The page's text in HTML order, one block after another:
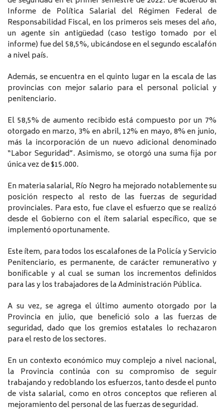
Informe de Política Salarial del Régimen Federal de
Responsabilidad Fiscal, en los primeros seis meses del año,
un agente sin antigüedad (caso testigo tomado por el
informe) fue del 58,5%, ubicándose en el segundo escalafón
a nivel país.
Además, se encuentra en el quinto lugar en la escala de las
provincias con mejor salario para el personal policial y
penitenciario.
El 58,5% de aumento recibido está compuesto por un 7%
otorgado en marzo, 3% en abril, 12% en mayo, 8% en junio,
más la incorporación de un nuevo adicional denominado
“Labor Seguridad”. Asimismo, se otorgó una suma fija por
única vez de $15.000.
En materia salarial, Río Negro ha mejorado notablemente su
posición respecto al resto de las fuerzas de seguridad
provinciales. Para esto, fue clave el esfuerzo que se realizó
desde el Gobierno con el ítem salarial específico, que se
implementó oportunamente.
Este ítem, para todos los escalafones de la Policía y Servicio
Penitenciario, es permanente, de carácter remunerativo y
bonificable y al cual se suman los incrementos definidos
para las y los trabajadores de la Administración Pública.
A su vez, se agrega el último aumento otorgado por la
Provincia en julio, que benefició solo a las fuerzas de
seguridad, dado que los gremios estatales lo rechazaron
para el resto de los sectores.
En un contexto económico muy complejo a nivel nacional,
la Provincia continúa con su compromiso de seguir
trabajando y redoblando los esfuerzos, tanto desde el punto
de vista salarial, como en otros conceptos que refieren al
mejoramiento del personal de las fuerzas de seguridad.